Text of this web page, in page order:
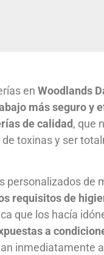
en Woodlands
más seguro y
de calidad, que
toxinas y ser
personalizados de
requisitos de
que los hacía
a
inmediatamente